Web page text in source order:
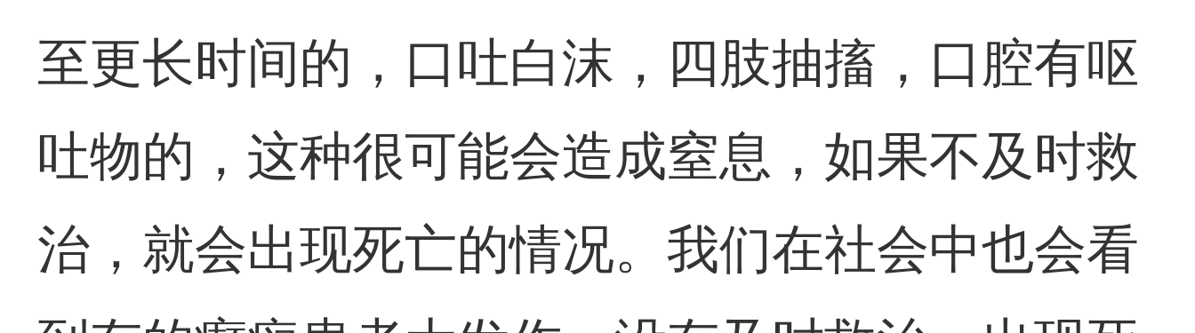
至更长时间的，口吐白沫，四肢抽搐，口腔有呕
吐物的，这种很可能会造成窒息，如果不及时救
治，就会出现死亡的情况。我们在社会中也会看